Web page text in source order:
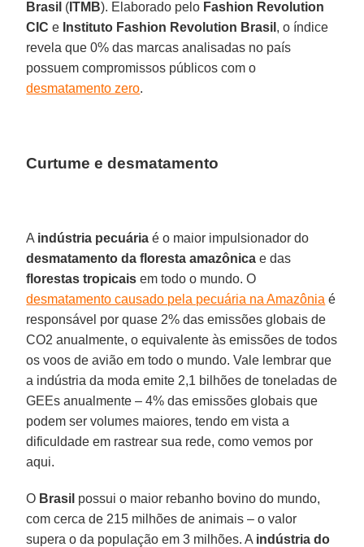
Brasil ( ITMB). Elaborado pelo Fashion Revolution
CIC e Instituto Fashion Revolution Brasil , o índice
revela que 0% das marcas analisadas no país
possuem compromissos públicos com o
desmatamento zero.
Curtume e desmatamento
A indústria pecuária é o maior impulsionador do
desmatamento da floresta amazônica e das
florestas tropicais em todo o mundo. O
desmatamento causado pela pecuária na Amazônia é
responsável por quase 2% das emissões globais de
CO2 anualmente, o equivalente às emissões de todos
os voos de avião em todo o mundo. Vale lembrar que
a indústria da moda emite 2,1 bilhões de toneladas de
GEEs anualmente – 4% das emissões globais que
podem ser volumes maiores, tendo em vista a
dificuldade em rastrear sua rede, como vemos por
aqui.
O Brasil possui o maior rebanho bovino do mundo,
com cerca de 215 milhões de animais – o valor
supera o da população em 3 milhões. A indústria do